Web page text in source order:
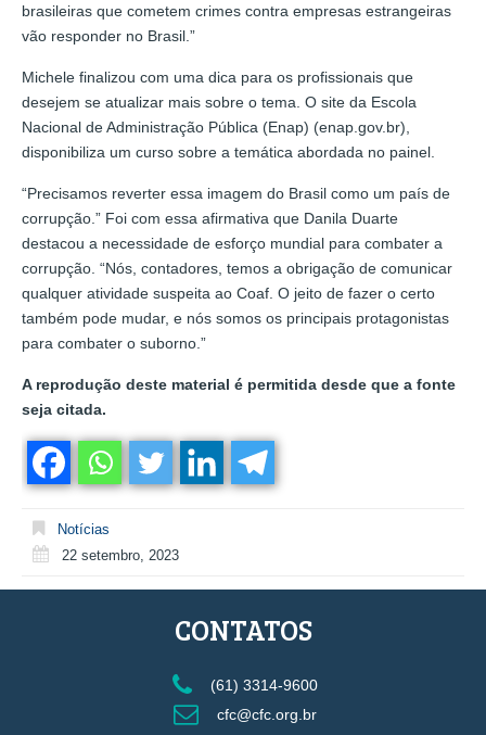
brasileiras que cometem crimes contra empresas estrangeiras
vão responder no Brasil.”
Michele finalizou com uma dica para os profissionais que
desejem se atualizar mais sobre o tema. O site da Escola
Nacional de Administração Pública (Enap) (enap.gov.br),
disponibiliza um curso sobre a temática abordada no painel.
“Precisamos reverter essa imagem do Brasil como um país de
corrupção.” Foi com essa afirmativa que Danila Duarte
destacou a necessidade de esforço mundial para combater a
corrupção. “Nós, contadores, temos a obrigação de comunicar
qualquer atividade suspeita ao Coaf. O jeito de fazer o certo
também pode mudar, e nós somos os principais protagonistas
para combater o suborno.”
A reprodução deste material é permitida desde que a fonte
seja citada.
Notícias
22 setembro, 2023
CONTATOS
(61) 3314-9600
cfc@cfc.org.br